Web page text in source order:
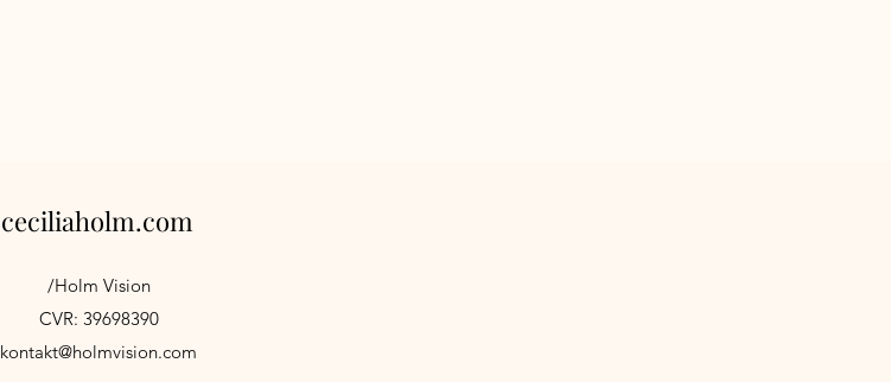
ceciliaholm.com
/Holm Vision
CVR: 39698390
kontakt@holmvision.com